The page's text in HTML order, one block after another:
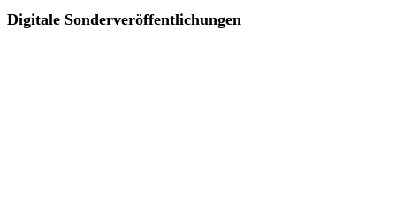
Digitale Sonderveröffentlichungen